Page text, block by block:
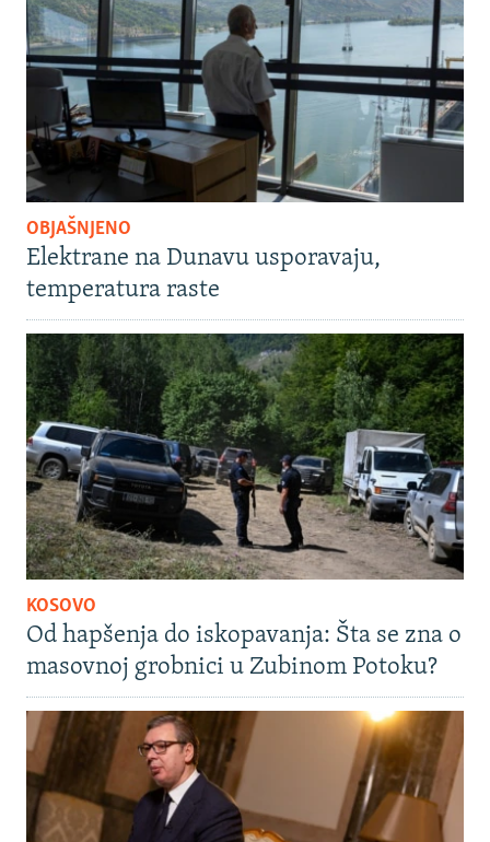
OBJAŠNJENO
Elektrane na Dunavu usporavaju,
temperatura raste
KOSOVO
Od hapšenja do iskopavanja: Šta se zna o
masovnoj grobnici u Zubinom Potoku?